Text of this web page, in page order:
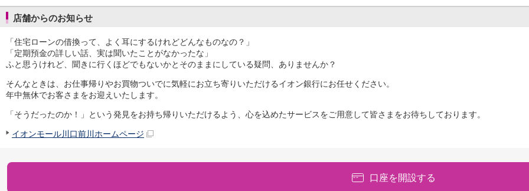
口座振替サービス
自動入金サービス
スマホ決済アプリ
公営競技
サービス
Myステージ
相続・税務のご相談
電子マネーWAON
セキュリティ
インボイス
手数料
キャンペーン
店舗からのお知らせ
「住宅ローンの借換って、よく耳にするけれどどんなものなの？」
「定期預金の詳しい話、実は聞いたことがなかったな」
ふと思うけれど、聞きに行くほどでもないかとそのままにしている疑問、ありませんか？
そんなときは、お仕事帰りやお買物ついでに気軽にお立ち寄りいただけるイオン銀行にお任せください。
年中無休でお客さまをお迎えいたします。
「そうだったのか！」という発見をお持ち帰りいただけるよう、心を込めたサービスをご用意して皆さまをお待ちしております。
イオンモール川口前川ホームページ
口座を開設する